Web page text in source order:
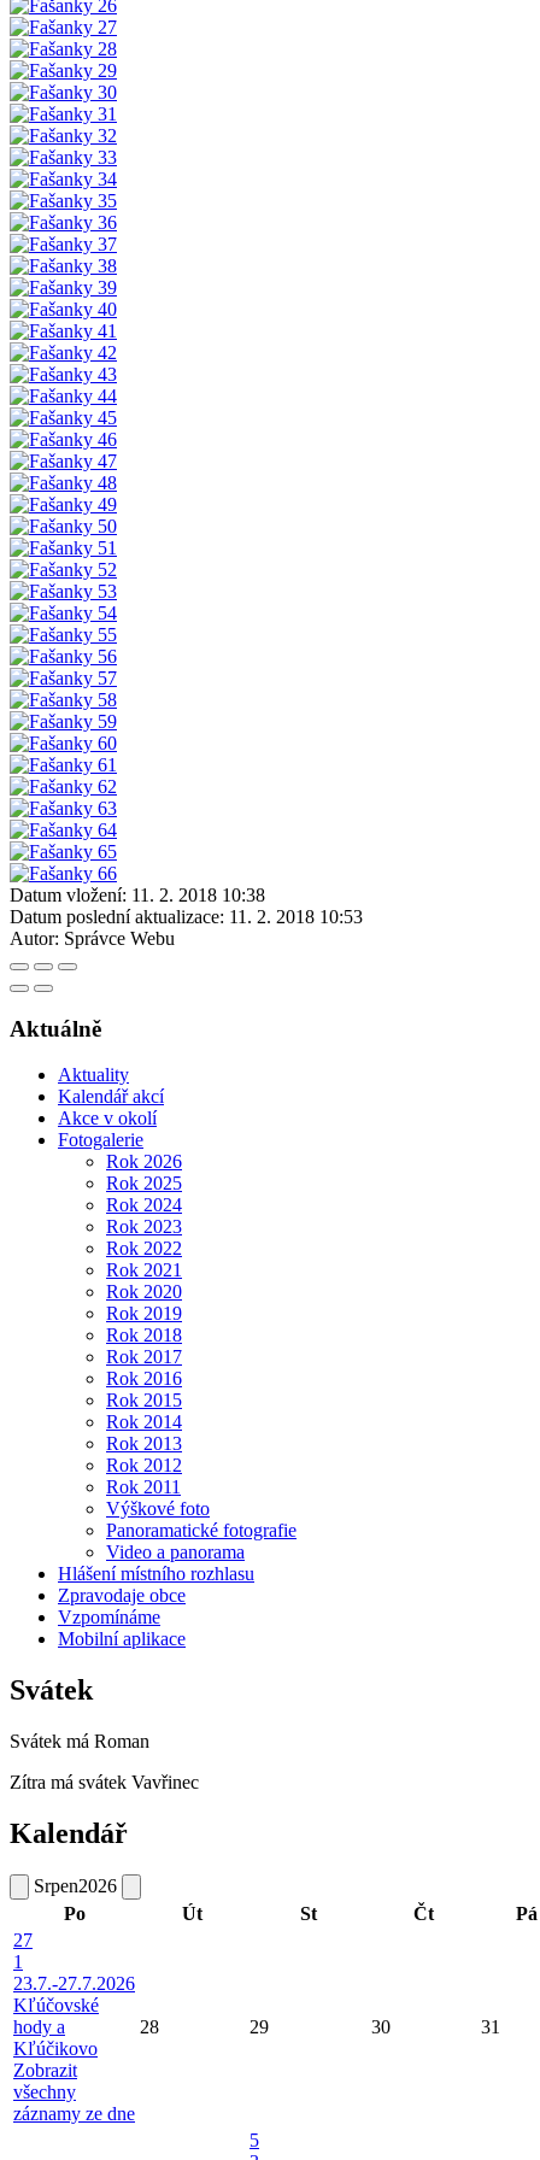
Datum vložení: 11. 2. 2018 10:38
Datum poslední aktualizace: 11. 2. 2018 10:53
Autor: Správce Webu
Aktuálně
Aktuality
Kalendář akcí
Akce v okolí
Fotogalerie
Rok 2026
Rok 2025
Rok 2024
Rok 2023
Rok 2022
Rok 2021
Rok 2020
Rok 2019
Rok 2018
Rok 2017
Rok 2016
Rok 2015
Rok 2014
Rok 2013
Rok 2012
Rok 2011
Výškové foto
Panoramatické fotografie
Video a panorama
Hlášení místního rozhlasu
Zpravodaje obce
Vzpomínáme
Mobilní aplikace
Svátek
Svátek má Roman
Zítra má svátek Vavřinec
Kalendář
Srpen2026
Po
Út St Čt
Pá
27
1
23.7.-27.7.2026
Kľúčovské
hody a
Kľúčikovo
Zobrazit
všechny
záznamy ze dne
28 29 30 31
5